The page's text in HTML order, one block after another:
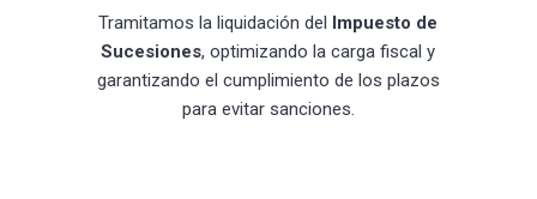
Tramitamos la liquidación del Impuesto de
Sucesiones, optimizando la carga fiscal y
garantizando el cumplimiento de los plazos
para evitar sanciones.